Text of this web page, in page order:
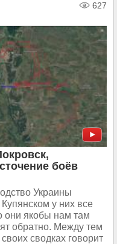
627
боёв
Украины
у них все
они якобы нам там
обратно. Между тем
сводках говорит